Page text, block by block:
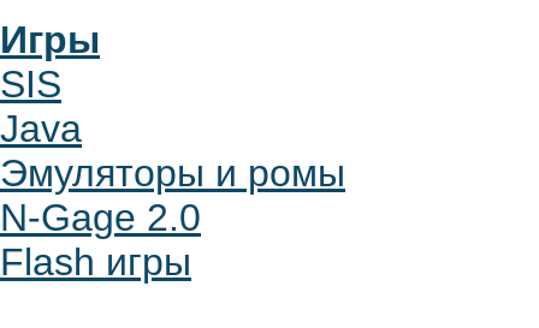
Игры
SIS
Java
Эмуляторы и ромы
N-Gage 2.0
Flash игры